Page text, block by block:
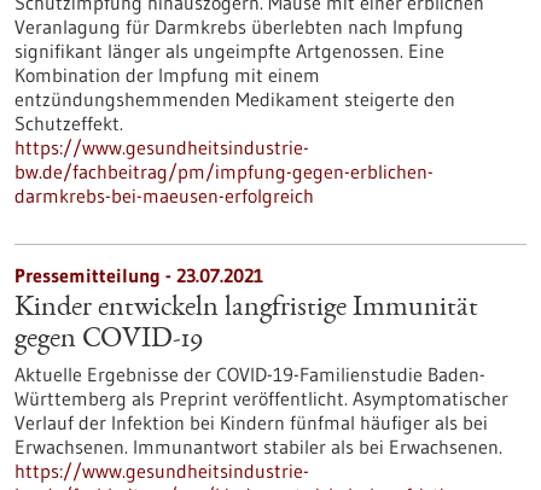
Veranlagung für Darmkrebs überlebten nach Impfung
signifikant länger als ungeimpfte Artgenossen. Eine
Kombination der Impfung mit einem
entzündungshemmenden Medikament steigerte den
Schutzeffekt.
https://www.gesundheitsindustrie-
bw.de/fachbeitrag/pm/impfung-gegen-erblichen-
darmkrebs-bei-maeusen-erfolgreich
Pressemitteilung - 23.07.2021
Kinder entwickeln langfristige Immunität
gegen COVID-19
Aktuelle Ergebnisse der COVID-19-Familienstudie Baden-
Württemberg als Preprint veröffentlicht. Asymptomatischer
Verlauf der Infektion bei Kindern fünfmal häufiger als bei
Erwachsenen. Immunantwort stabiler als bei Erwachsenen.
https://www.gesundheitsindustrie-